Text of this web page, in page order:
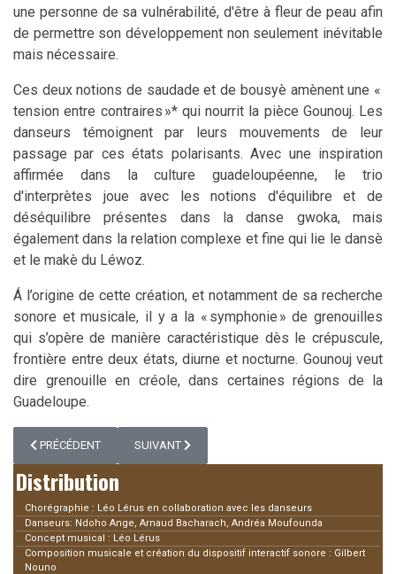
une personne de sa vulnérabilité, d'être à fleur de peau afin
de permettre son développement non seulement inévitable
mais nécessaire.
Ces deux notions de saudade et de bousyè amènent une «
tension entre contraires »* qui nourrit la pièce Gounouj. Les
danseurs témoignent par leurs mouvements de leur
passage par ces états polarisants. Avec une inspiration
affirmée dans la culture guadeloupéenne, le trio
d'interprètes joue avec les notions d'équilibre et de
déséquilibre présentes dans la danse gwoka, mais
également dans la relation complexe et fine qui lie le dansè
et le makè du Léwoz.
Á l’origine de cette création, et notamment de sa recherche
sonore et musicale, il y a la « symphonie » de grenouilles
qui s’opère de manière caractéristique dès le crépuscule,
frontière entre deux états, diurne et nocturne. Gounouj veut
dire grenouille en créole, dans certaines régions de la
Guadeloupe.
ARTICLE PRÉCÉDENT : ENTROPIE (2019)
PRÉCÉDENT ARTICLE SUIVANT : GOUNOUJ IN SITU (2022)
SUIVANT
Distribution
Chorégraphie : Léo Lérus en collaboration avec les danseurs
Danseurs: Ndoho Ange, Arnaud Bacharach, Andréa Moufounda
Concept musical : Léo Lérus
Composition musicale et création du dispositif interactif sonore : Gilbert
Nouno